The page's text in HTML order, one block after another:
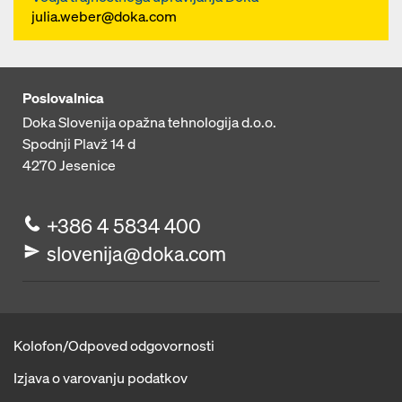
Europa e.V (GSV) je rezultat
intenzivnega sodelovanja v okviru
julia.weber@doka.com
Poslovalnica
Doka Slovenija opažna tehnologija d.o.o.
Spodnji Plavž 14 d
4270Jesenice
+386 4 5834 400
slovenija@doka.com
Kolofon/Odpoved odgovornosti
Izjava o varovanju podatkov